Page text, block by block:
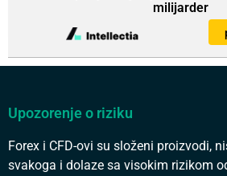
milijarder
Upozorenje o riziku
Forex i CFD-ovi su složeni proizvodi,
svakoga i dolaze sa visokim rizikom